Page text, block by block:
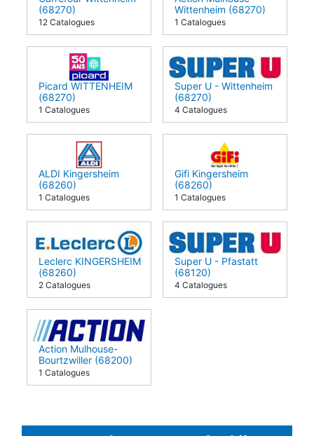
(68270)
12 Catalogues
Wittenheim (68270)
1 Catalogues
Picard WITTENHEIM
(68270)
1 Catalogues
Super U - Wittenheim
(68270)
4 Catalogues
ALDI Kingersheim
(68260)
1 Catalogues
Gifi Kingersheim
(68260)
1 Catalogues
Leclerc KINGERSHEIM
(68260)
2 Catalogues
Super U - Pfastatt
(68120)
4 Catalogues
Action Mulhouse-
Bourtzwiller (68200)
1 Catalogues